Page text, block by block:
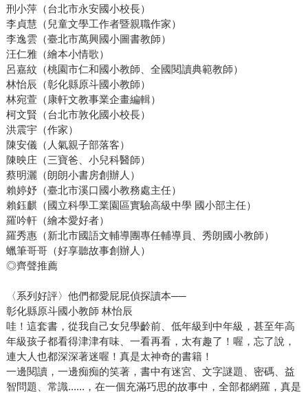
刑小萍（台北市永安國小校長）
李貞慧（兒童文學工作者暨親職作家）
李逸雲（臺北市萬興國小圖書教師）
汪仁雅（繪本小情歌）
呂嘉紋（桃園市仁和國小教師、全國閱讀典範教師）
林怡辰（彰化縣原斗國小教師）
林宛萱（康軒文教事業企畫編輯）
柯文賢（台北市敦化國小校長）
洪震宇（作家）
陳安儀（人氣親子部落客）
陳映庄（三寶爸、小兒科醫師）
蔡明灑（朗朗小書房創辦人）
賴婷妤（臺北市溪口國小教務處主任）
賴鈺麒（國立科學工業園區實驗高級中學 國小部主任）
羅吟軒（繪本愛好者）
羅秀惠（新北市國語文輔導團專任輔導員、秀朗國小教師）
蠟筆哥哥（好享聽故事創辦人）
◎齊聲推薦
〈系列好評〉他們都愛屁屁偵探讀本──
彰化縣原斗國小教師 林怡辰
哇！這套書，從我自己女兒學齡前、低年級到中年級，甚至年高
年級孩子都看得津津有味、一看再看，太有趣了！喔，忘了說，
連大人也都深深著迷喔！真是太神奇的書籍！
一邊閱讀，一邊痴痴的笑著，書中有迷宮、文字謎題、密碼、益
智問題、常識......，在一個充滿巧思的故事中，全部都網羅，真是